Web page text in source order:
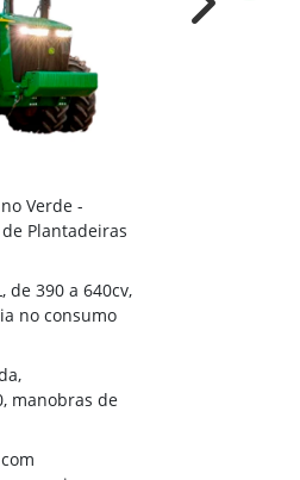
Verde -
Plantadeiras
de 390 a 640cv,
no consumo
manobras de
Next